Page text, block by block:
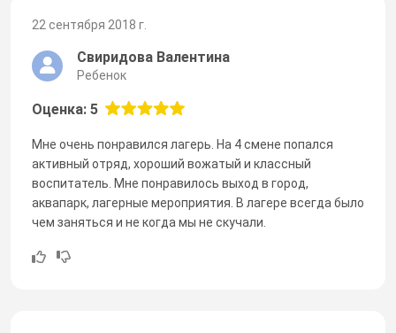
22 сентября 2018 г.
Свиридова Валентина
Ребенок
Оценка: 5
Мне очень понравился лагерь. На 4 смене попался
активный отряд, хороший вожатый и классный
воспитатель. Мне понравилось выход в город,
аквапарк, лагерные мероприятия. В лагере всегда было
чем заняться и не когда мы не скучали.